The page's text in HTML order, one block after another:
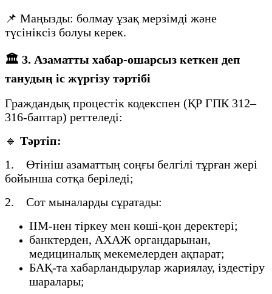
📌 Маңызды: болмау ұзақ мерзімді және
түсініксіз болуы керек.
🏛️ 3. Азаматты хабар-ошарсыз кеткен деп
танудың іс жүргізу тәртібі
Граждандық процестік кодекспен (ҚР ГПК 312–
316-баптар) реттеледі:
🔹 Тәртіп:
1. Өтініш азаматтың соңғы белгілі тұрған жері
бойынша сотқа беріледі;
2. Сот мыналарды сұратады:
ІІМ-нен тіркеу мен көші-қон деректері;
банктерден, АХАЖ органдарынан,
медициналық мекемелерден ақпарат;
БАҚ-та хабарландырулар жариялау, іздестіру
шаралары;